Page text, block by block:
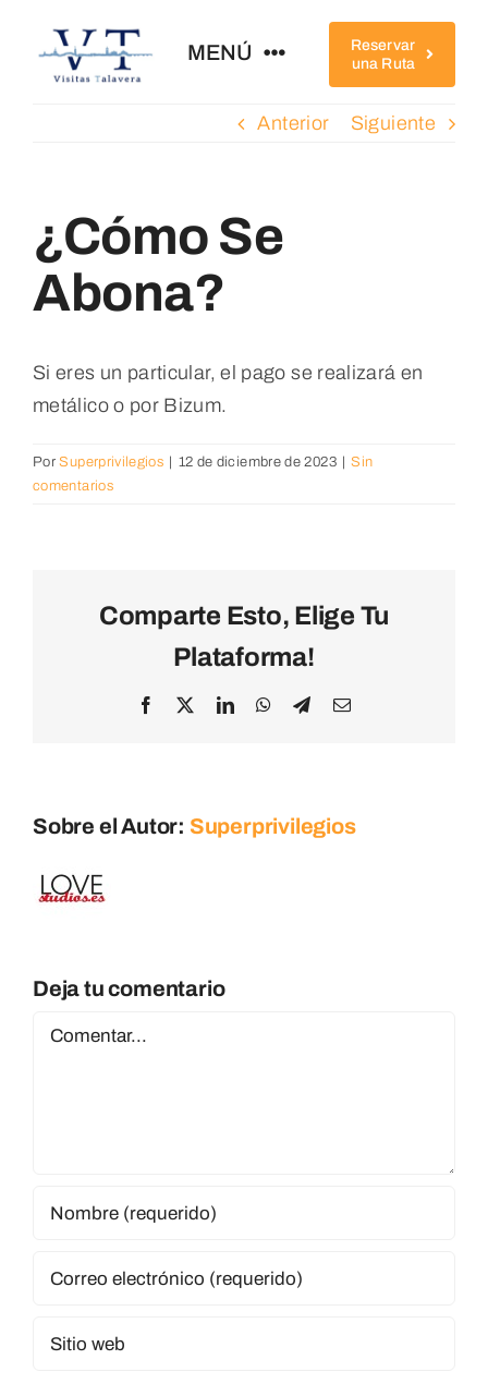
contenido
MENÚ
Conócenos
Rutas
Blog
Reservar
una Ruta
Anterior Siguiente
¿Cómo Se
Abona?
Si eres un particular, el pago se realizará en
metálico o por Bizum.
PorSuperprivilegios 12 de diciembre de 2023
Sin
comentarios
Comparte Esto, Elige Tu
Plataforma!
Facebook LinkedInWhatsApp
TelegramCorreo
Sobre el Autor: Superprivilegios
Deja tu comentario
Comentar